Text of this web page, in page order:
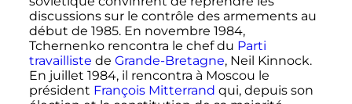
discussions sur le contrôle des armements au
début de 1985. En novembre 1984,
Tchernenko rencontra le chef du Parti
travailliste de Grande-Bretagne, Neil Kinnock.
En juillet 1984, il rencontra à Moscou le
président François Mitterrand qui, depuis son